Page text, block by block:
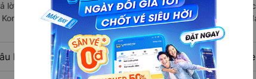
lời: Những hãng xe đi Cà Mau Kon Tum chất lượng tốt, xuất
Tum từ Cà Mau với điểm chất lượng là 4.3/5 dựa trên 712
hỏi: Có loại xe Cà Mau Kon Tum dành cho cặp đôi,